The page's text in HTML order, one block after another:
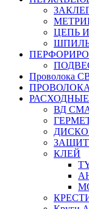
ЦЕПЬ
Проволока
ПРОВОЛОКА
ВД
КЛЕЙ